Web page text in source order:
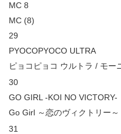
MC 8
MC (8)
29
PYOCOPYOCO ULTRA
ピョコピョコ ウルトラ / モー
30
GO GIRL -KOI NO VICTORY-
Go Girl ～恋のヴィクトリー～
31